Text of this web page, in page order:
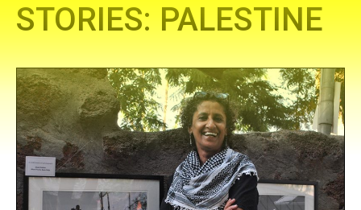
STORIES: PALESTINE